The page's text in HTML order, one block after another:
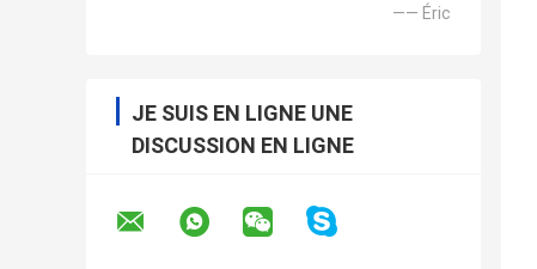
—— Éric
JE SUIS EN LIGNE UNE
DISCUSSION EN LIGNE